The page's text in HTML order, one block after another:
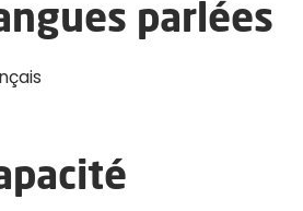
parlées